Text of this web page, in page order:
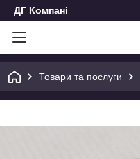
ДГ Компані
Товари та послуги